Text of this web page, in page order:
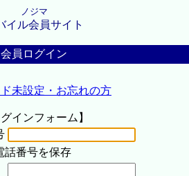
ノジマ
イル会員サイト
会員ログイン
未設定・お忘れの方
グインフォーム】
話番号を保存